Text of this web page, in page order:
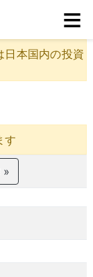
≡
日本国内の投資
す
»